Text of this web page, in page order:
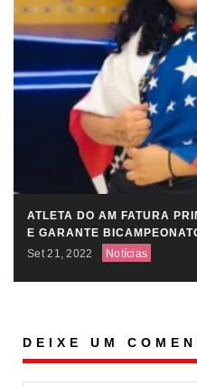
ATLETA DO AM FATURA
E GARANTE
Set 21, 2022
Notícias
DEIXE UM